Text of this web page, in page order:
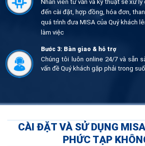
Nhân viên tư vấn và kỹ thuật sẽ xử lý
đến cài đặt, hợp đồng, hóa đơn,
quá trình đưa MISA của Quý khách
làm việc
Bước 3: Bàn giao & hỗ trợ
Chúng tôi luôn online 24/7 và sẵn
vấn đề Quý khách gặp phải trong
CÀI ĐẶT VÀ SỬ DỤNG
PHỨC TẠP